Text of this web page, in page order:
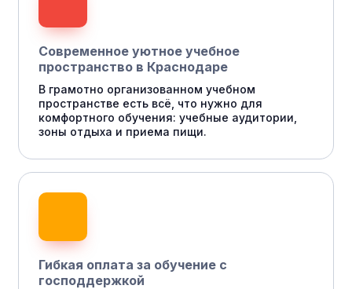
Современное уютное учебное
пространство в Краснодаре
В грамотно организованном учебном
пространстве есть всё, что нужно для
комфортного обучения: учебные аудитории,
зоны отдыха и приема пищи.
Гибкая оплата за обучение с
господдержкой